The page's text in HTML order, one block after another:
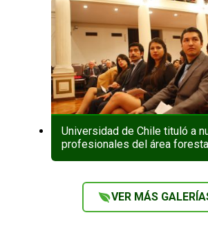
Universidad de Chile tituló a
profesionales del área
VER MÁS